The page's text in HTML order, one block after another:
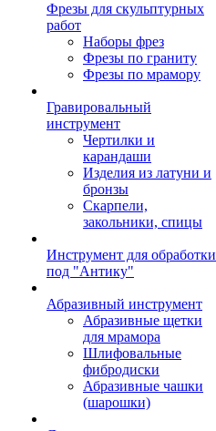
Фрезы для скульптурных
работ
Наборы фрез
Фрезы по граниту
Фрезы по мрамору
Гравировальный
инструмент
Чертилки и
карандаши
Изделия из латуни и
бронзы
Скарпели,
закольники, спицы
Инструмент для обработки
под "Антику"
Абразивный инструмент
Абразивные щетки
для мрамора
Шлифовальные
фибродиски
Абразивные чашки
(шарошки)